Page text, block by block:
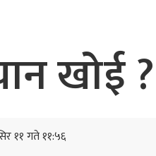
खोई
११ गते ११:५६